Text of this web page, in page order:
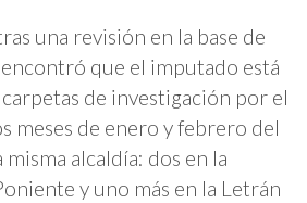
una revisión en la base de
encontró que el imputado está
de investigación por el
meses de enero y febrero del
alcaldía: dos en la
y uno más en la Letrán